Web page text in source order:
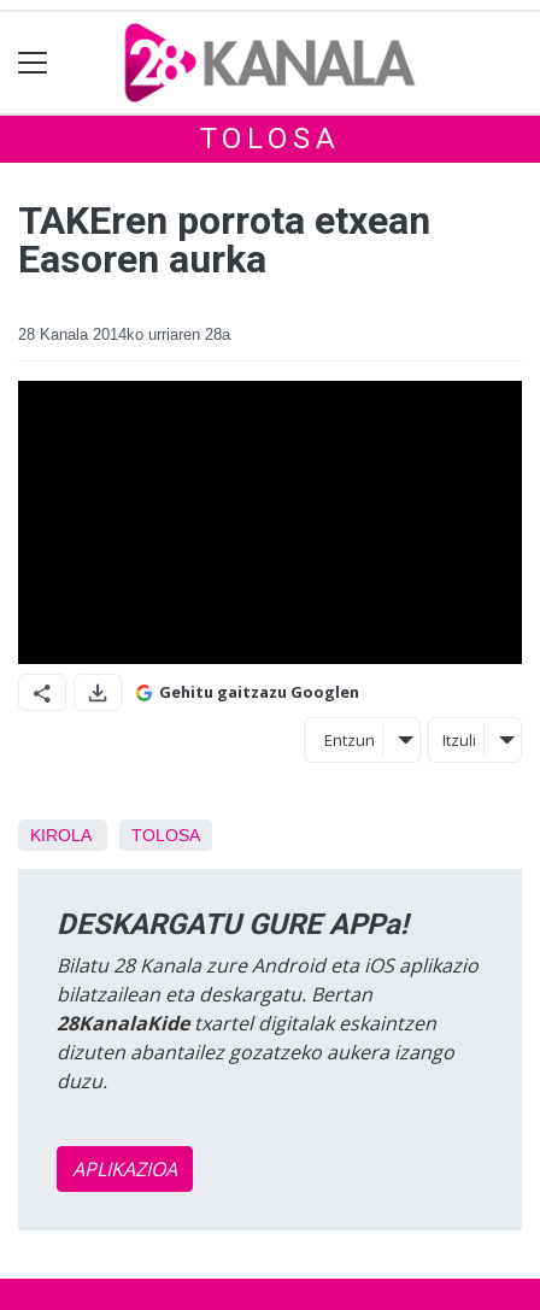
TOLOSA
TAKEren porrota etxean
Easoren aurka
28 Kanala 2014ko urriaren 28a
Gehitu gaitzazu Googlen
Entzun Itzuli
KIROLA TOLOSA
DESKARGATU GURE APPa!
Bilatu 28 Kanala zure Android eta iOS aplikazio
bilatzailean eta deskargatu. Bertan
28KanalaKidetxartel digitalak eskaintzen
dizuten abantailez gozatzeko aukera izango
duzu.
APLIKAZIOA